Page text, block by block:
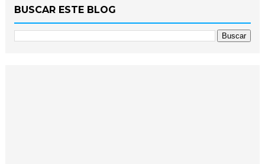
BUSCAR ESTE BLOG